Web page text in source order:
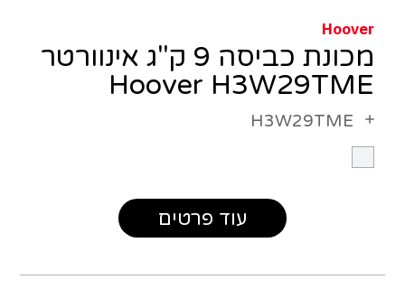
Hoover
מכונת כביסה 9 ק"ג אינוורטר
Hoover H3W29TME
H3W29TME
עוד פרטים